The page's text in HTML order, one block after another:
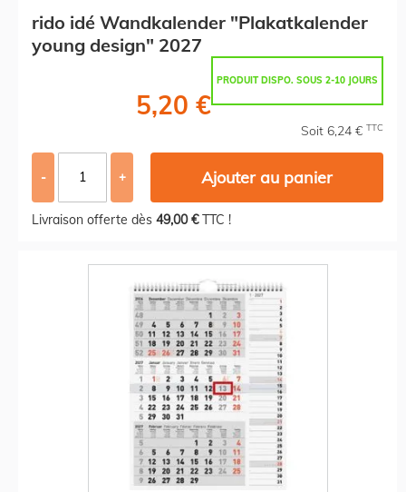
rido idé Wandkalender "Plakatkalender
young design" 2027
PRODUIT DISPO. SOUS 2-10 JOURS
5,20 €
Soit 6,24 € TTC
- + Ajouter au panier
Livraison offerte dès 49,00 €TTC !